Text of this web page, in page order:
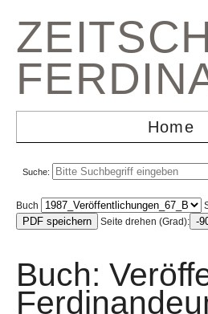
Home
Suche:
Buch
Seite drehen (Grad):
Buch: